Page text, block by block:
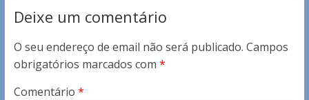
Deixe um comentário
O seu endereço de email não será publicado. Campos
obrigatórios marcados com *
Comentário *